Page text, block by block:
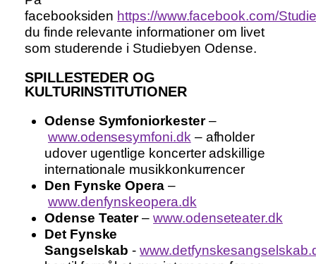
facebooksiden https://www.facebook.com/
du finde relevante informationer om livet
som studerende i Studiebyen Odense.
SPILLESTEDER OG
KULTURINSTITUTIONER
Odense Symfoniorkester–
www.odensesymfoni.dk – afholder
udover ugentlige koncerter adskillige
internationale musikkonkurrencer
Den Fynske Opera –
www.denfynskeopera.dk
Odense Teater–www.odenseteater.dk
Det Fynske
Sangselskab -